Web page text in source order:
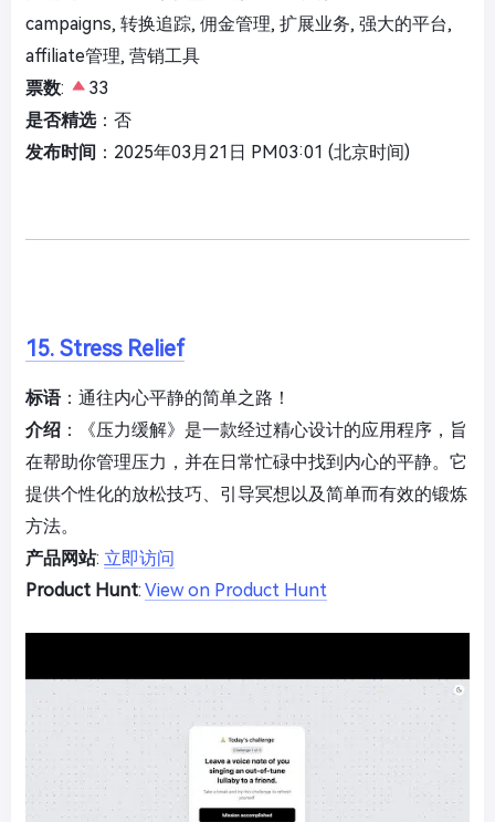
campaigns, 转换追踪, 佣金管理, 扩展业务, 强大的平台,
affiliate管理, 营销工具
票数:
33
是否精选：否
发布时间 ：2025年03月21日 PM03:01 (北京时间)
15. Stress Relief
标语：通往内心平静的简单之路！
介绍 ：《压力缓解》是一款经过精心设计的应用程序，旨
在帮助你管理压力，并在日常忙碌中找到内心的平静。它
提供个性化的放松技巧、引导冥想以及简单而有效的锻炼
方法。
产品网站: 立即访问
Product Hunt: View on Product Hunt